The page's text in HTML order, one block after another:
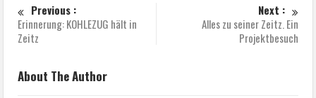
Previous :
Erinnerung: KOHLEZUG hält in
Zeitz
Next :
Alles zu seiner Zeitz. Ein
Projektbesuch
About The Author